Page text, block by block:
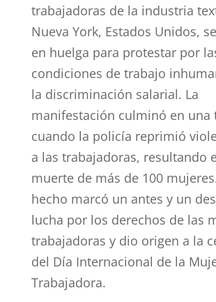
trabajadoras de la industria
Nueva York, Estados Unidos,
en huelga para protestar por
condiciones de trabajo
la discriminación salarial. La
manifestación culminó en una
cuando la policía reprimió
a las trabajadoras, resultando
muerte de más de 100
hecho marcó un antes y un
lucha por los derechos de las
trabajadoras y dio origen a la
del Día Internacional de la
Trabajadora.